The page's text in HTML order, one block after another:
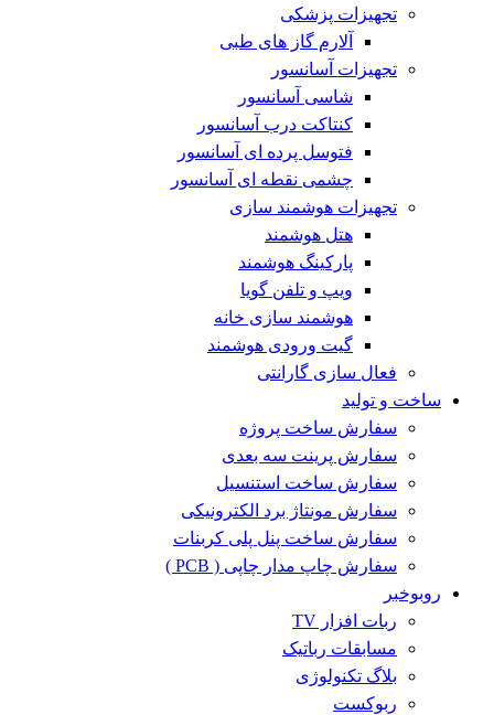
تجهیزات پزشکی
آلارم گاز های طبی
تجهیزات آسانسور
شاسی آسانسور
کنتاکت درب آسانسور
فتوسل پرده ای آسانسور
چشمی نقطه ای آسانسور
تجهیزات هوشمند سازی
هتل هوشمند
پارکینگ هوشمند
ویپ و تلفن گویا
هوشمند سازی خانه
گیت ورودی هوشمند
فعال سازی گارانتی
ساخت و تولید
سفارش ساخت پروژه
سفارش پرینت سه بعدی
سفارش ساخت استنسیل
سفارش مونتاژ برد الکترونیکی
سفارش ساخت پنل پلی کربنات
سفارش چاپ مدار چاپی ( PCB )
روبوخبر
ربات افزار TV
مسابقات رباتیک
بلاگ تکنولوژی
ربوکست